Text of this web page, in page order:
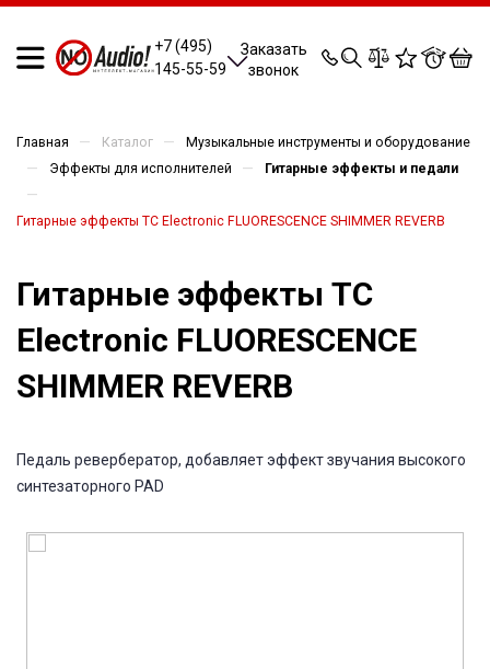
+7 (495)
145-55-59
Заказать
звонок
0 0 0 0
Главная — Каталог — Музыкальные инструменты и оборудование
— Эффекты для исполнителей — Гитарные эффекты и педали
—
Гитарные эффекты TC Electronic FLUORESCENCE SHIMMER REVERB
Гитарные эффекты TC
Electronic FLUORESCENCE
SHIMMER REVERB
Педаль ревербератор, добавляет эффект звучания высокого
синтезаторного PAD